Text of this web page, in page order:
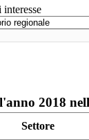
2018
Settore